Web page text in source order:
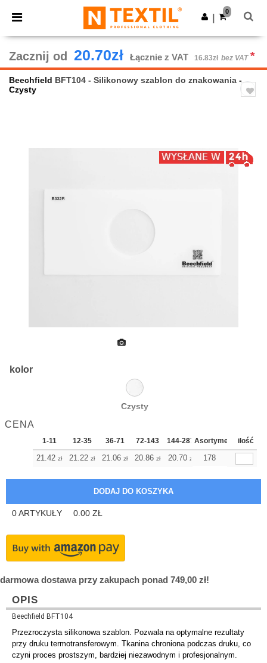
× Aplikacja Ntextil
Lepsze ceny w aplikacji!
Pobierz app
0
Zacznij od 20.70zł Łącznie z VAT 16.83zł bez VAT *
Beechfield BFT104 - Silikonowy szablon do znakowania -
Czysty
kolor
Czysty
CENA
1-11 12-35 36-71 72-143 144-287 288 Dodaj Więcej
Asortyment ilość
21.42 zł 21.22 zł 21.06 zł 20.86 zł 20.70 zł 20.70
178
0ARTYKUŁY 0.00 ZŁ
darmowa dostawa przy zakupach ponad 749,00 zł!
OPIS
Beechfield BFT104
Przezroczysta silikonowa szablon. Pozwala na optymalne rezultaty
przy druku termotransferowym. Tkanina chroniona podczas druku, co
czyni proces prostszym, bardziej niezawodnym i profesjonalnym.